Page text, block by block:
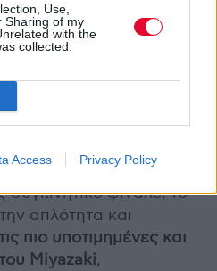
Use,
Sharing of my
with the
collected.
Access Privacy Policy
πωςπροτιμάει να είναι
, είναι ένα
του αναπάντεχα
της ταινίας.
υπάρχει
gags,
πολύπλοκοι
συναισθηματικό
φινάλε, το
απλότητα και
πιο υποτιμημένες και
Miyazaki,